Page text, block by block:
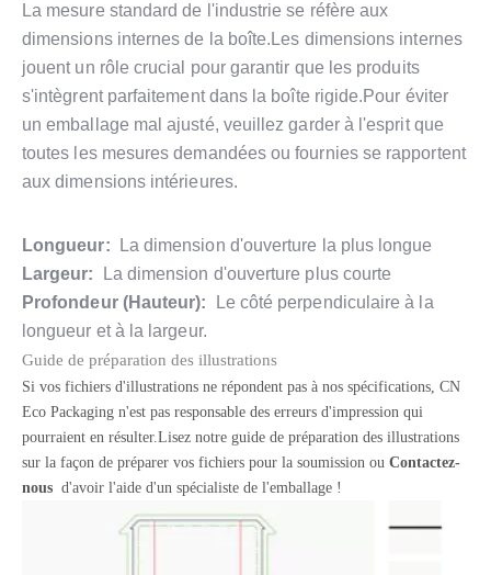
La mesure standard de l'industrie se réfère aux
dimensions internes de la boîte.Les dimensions internes
jouent un rôle crucial pour garantir que les produits
s'intègrent parfaitement dans la boîte rigide.Pour éviter
un emballage mal ajusté, veuillez garder à l'esprit que
toutes les mesures demandées ou fournies se rapportent
aux dimensions intérieures.
Longueur: La dimension d'ouverture la plus longue
Largeur:
La dimension d'ouverture plus courte
Profondeur (Hauteur): Le côté perpendiculaire à la
longueur et à la largeur.
Guide de préparation des illustrations
Si vos fichiers d'illustrations ne répondent pas à nos spécifications, CN
Eco Packaging n'est pas responsable des erreurs d'impression qui
pourraient en résulter.Lisez notre guide de préparation des illustrations
sur la façon de préparer vos fichiers pour la soumission ou Contactez-
nous d'avoir l'aide d'un spécialiste de l'emballage !